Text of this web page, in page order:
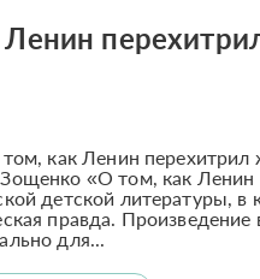
как Ленин
«О том, как
детской литературы, в
правда. Произведение
для...